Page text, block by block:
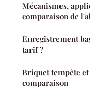
Mécanismes,
comparaison de
Enregistrement
tarif ?
Briquet tempête
comparaison